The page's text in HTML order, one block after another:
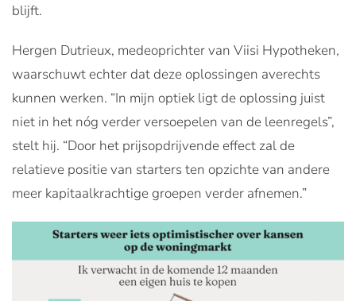
blijft.
Hergen Dutrieux, medeoprichter van Viisi Hypotheken,
waarschuwt echter dat deze oplossingen averechts
kunnen werken. “In mijn optiek ligt de oplossing juist
niet in het nóg verder versoepelen van de leenregels”,
stelt hij. “Door het prijsopdrijvende effect zal de
relatieve positie van starters ten opzichte van andere
meer kapitaalkrachtige groepen verder afnemen.”